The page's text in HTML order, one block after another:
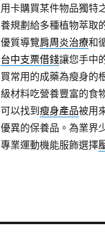
用卡購買某件物品獨特
養規劃給多種植物萃取
優質導覽肩周炎治療和
台中支票借錢讓您手中
買常用的成藥為瘦身的
級材料吃營養豐富的食
可以找到 瘦身產品被用
優異的保養品。為業界
專業運動機能服飾選擇